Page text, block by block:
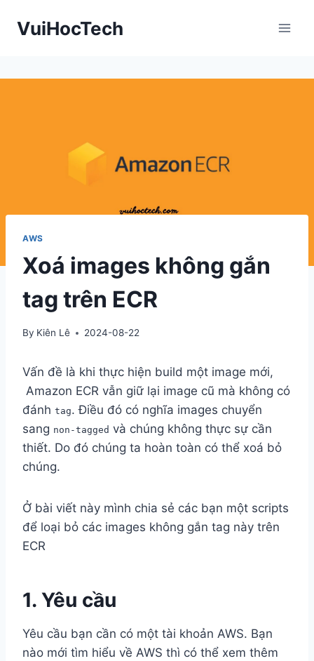
VuiHocTech
AWS
Xoá images không gắn
tag trên ECR
By Kiên Lê 2024-08-22
Vấn đề là khi thực hiện build một image mới,
Amazon ECR vẫn giữ lại image cũ mà không có
đánh tag. Điều đó có nghĩa images chuyển
sang non-tagged và chúng không thực sự cần
thiết. Do đó chúng ta hoàn toàn có thể xoá bỏ
chúng.
Ở bài viết này mình chia sẻ các bạn một scripts
để loại bỏ các images không gắn tag này trên
ECR
1. Yêu cầu
Yêu cầu bạn cần có một tài khoản AWS. Bạn
nào mới tìm hiểu về AWS thì có thể xem thêm